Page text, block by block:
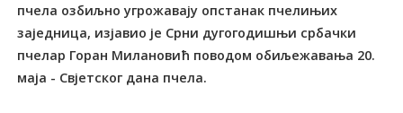
пчела озбиљно угрожавају опстанак пчелињих
заједница, изјавио је Срни дугогодишњи србачки
пчелар Горан Милановић поводом обиљежавања 20.
маја - Свјетског дана пчела.